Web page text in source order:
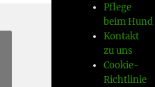
Pflege
beim Hund
Kontakt
zu uns
Cookie-
Richtlinie